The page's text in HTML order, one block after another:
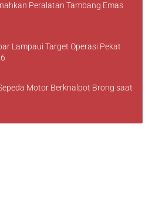
Peralatan Tambang Emas
Lampaui Target Operasi Pekat
Motor Berknalpot Brong saat